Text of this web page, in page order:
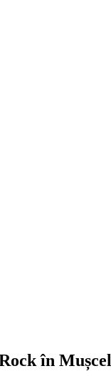
în Mușcel